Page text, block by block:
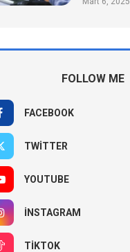
FOLLOW ME
FACEBOOK
TWITTER
YOUTUBE
INSTAGRAM
TIKTOK